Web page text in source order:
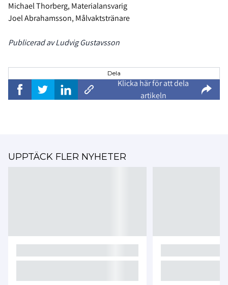
Michael Thorberg, Materialansvarig
Joel Abrahamsson, Målvaktstränare
Publicerad av Ludvig Gustavsson
Dela
Klicka här för att dela
artikeln
UPPTÄCK FLER NYHETER